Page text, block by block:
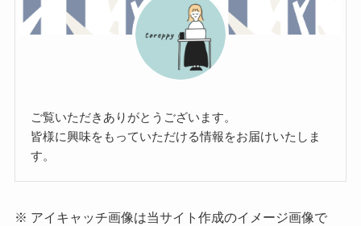
ご覧いただきありがとうございます。
皆様に興味をもっていただける情報をお届けいたしま
す。
※ アイキャッチ画像は当サイト作成のイメージ画像で